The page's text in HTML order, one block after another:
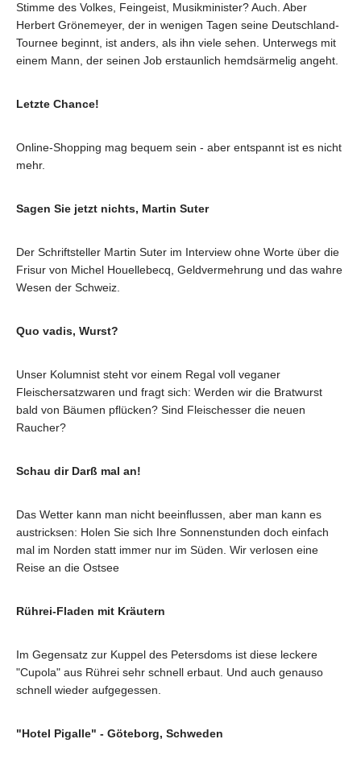
Stimme des Volkes, Feingeist, Musikminister? Auch. Aber
Herbert Grönemeyer, der in wenigen Tagen seine Deutschland-
Tournee beginnt, ist anders, als ihn viele sehen. Unterwegs mit
einem Mann, der seinen Job erstaunlich hemdsärmelig angeht.
Letzte Chance!
Online-Shopping mag bequem sein - aber entspannt ist es nicht
mehr.
Sagen Sie jetzt nichts, Martin Suter
Der Schriftsteller Martin Suter im Interview ohne Worte über die
Frisur von Michel Houellebecq, Geldvermehrung und das wahre
Wesen der Schweiz.
Quo vadis, Wurst?
Unser Kolumnist steht vor einem Regal voll veganer
Fleischersatzwaren und fragt sich: Werden wir die Bratwurst
bald von Bäumen pflücken? Sind Fleischesser die neuen
Raucher?
Schau dir Darß mal an!
Das Wetter kann man nicht beeinflussen, aber man kann es
austricksen: Holen Sie sich Ihre Sonnenstunden doch einfach
mal im Norden statt immer nur im Süden. Wir verlosen eine
Reise an die Ostsee
Rührei-Fladen mit Kräutern
Im Gegensatz zur Kuppel des Petersdoms ist diese leckere
"Cupola" aus Rührei sehr schnell erbaut. Und auch genauso
schnell wieder aufgegessen.
"Hotel Pigalle" - Göteborg, Schweden